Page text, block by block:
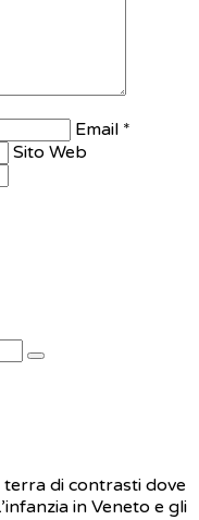
Email *
Sito Web
di contrasti dove
in Veneto e gli